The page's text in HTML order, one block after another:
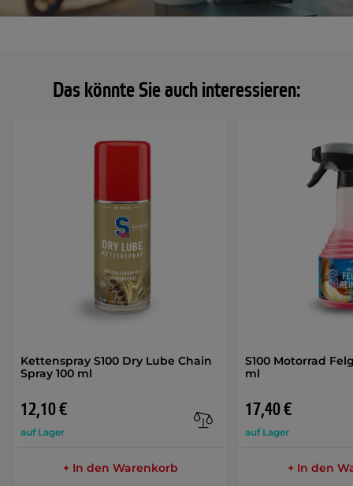
Das könnte Sie auch interessieren:
Kettenspray S100 Dry Lube Chain
Spray 100 ml
12,10 €
auf Lager
+ In den Warenkorb
S100 Motorrad
ml
17,40 €
auf Lager
+ In den